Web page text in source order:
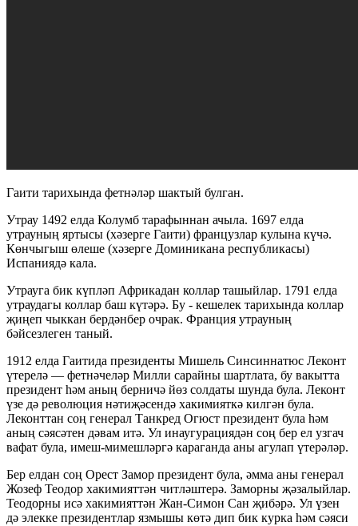
Гаити тарихында фетнәләр шактый булган.
Утрау 1492 елда Колумб тарафыннан ачыла. 1697 елда
утрауның яртысы (хәзерге Гаити) французлар кулына күчә.
Көнчыгыш өлеше (хәзерге Доминикана республикасы)
Испаниядә кала.
Утрауга бик күпләп Африкадан коллар ташыйлар. 1791 елда
утраудагы коллар баш күтәрә. Бу - кешелек тарихында коллар
җиңеп чыккан бердәнбер очрак. Франция утрауның
бәйсезлеген таный.
1912 елда Гаитида президенты Мишель Синсиннатюс Леконт
үтерелә — фетнәчеләр Милли сарайны шартлата, бу вакытта
президент һәм аның берничә йөз солдаты шунда була. Леконт
үзе дә революция нәтиҗәсендә хакимияткә килгән була.
Леконттан соң генерал Танкред Огюст президент була һәм
аның сәясәтен дәвам итә. Ул инаугурациядән соң бер ел узгач
вафат була, имеш-мимешләргә караганда аны агулап үтерәләр.
Бер елдан соң Орест Замор президент була, әмма аны генерал
Жозеф Теодор хакимияттән читләштерә. Заморны җәзалыйлар.
Теодорны исә хакимияттән Жан-Симон Сан җибәрә. Ул үзен
дә элекке президентлар язмышы көтә дип бик курка һәм сәяси